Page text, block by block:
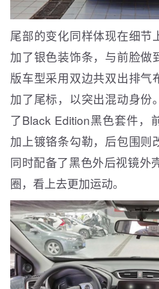
尾部的变化同样体现在细节
加了银色装饰条，与前脸做
版车型采用双边共双出排气
加了尾标，以突出混动身份
了Black Edition黑色套件，
加上镀铬条勾勒，后包围则
同时配备了黑色外后视镜外
圈，看上去更加运动。